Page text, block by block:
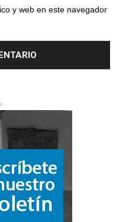
y web en este navegador
-